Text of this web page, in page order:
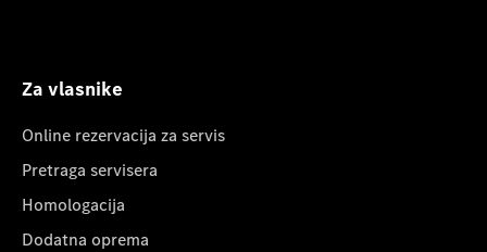
Za vlasnike
Online rezervacija za servis
Pretraga servisera
Homologacija
Dodatna oprema